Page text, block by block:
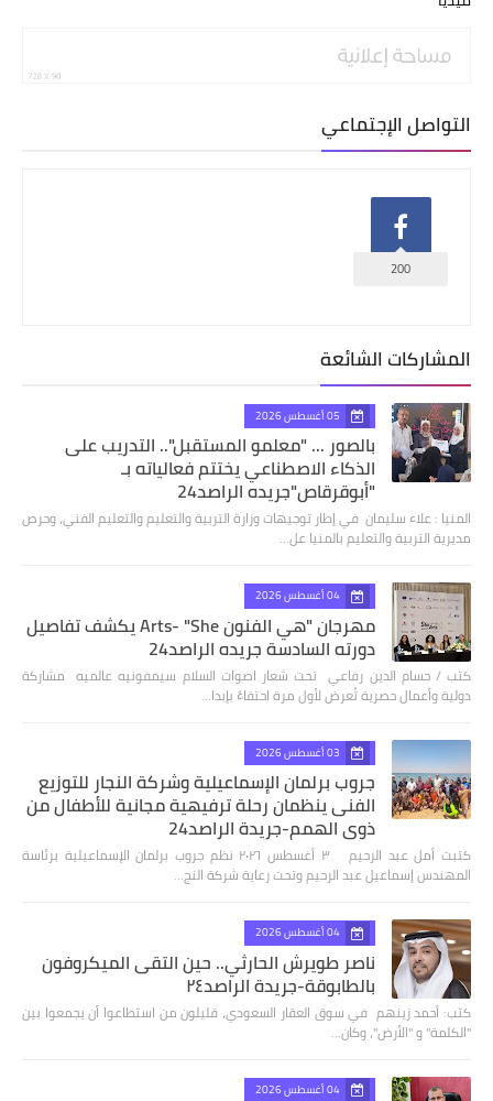
التواصل الإجتماعي
200
المشاركات الشائعة
05 أغسطس 2026
بالصور ... "معلمو المستقبل".. التدريب على
الذكاء الاصطناعي يختتم فعالياته بـ
"أبوقرقاص"جريده الراصد24
المنيا : علاء سليمان في إطار توجيهات وزارة التربية والتعليم والتعليم الفني، وحرص
مديرية التربية والتعليم بالمنيا عل…
04 أغسطس 2026
مهرجان "هي الفنون Arts- "She يكشف تفاصيل
دورته السادسة جريده الراصد24
كتب / حسام الدين رفاعي تحت شعار اصوات السلام سيمفونيه عالميه مشاركة
دولية وأعمال حصرية تُعرض لأول مرة احتفاءً بإبدا…
03 أغسطس 2026
جروب برلمان الإسماعيلية وشركة النجار للتوزيع
الفنى ينظمان رحلة ترفيهية مجانية للأطفال من
ذوي الهمم-جريدة الراصد24
كتبت أمل عبد الرحيم ٣ أغسطس ٢٠٢٦ نظم جروب برلمان الإسماعيلية برئاسة
المهندس إسماعيل عبد الرحيم وتحت رعاية شركة النج…
04 أغسطس 2026
ناصر طويرش الحارثي.. حين التقى الميكروفون
بالطابوقة-جريدة الراصد٢٤
كتب: أحمد زينهم في سوق العقار السعودي، قليلون من استطاعوا أن يجمعوا بين
"الكلمة" و "الأرض"، وكان…
04 أغسطس 2026